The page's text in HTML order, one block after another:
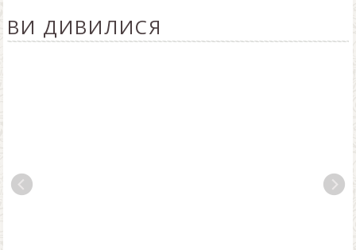
ВИ ДИВИЛИСЯ